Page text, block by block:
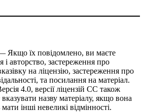
Якщо їх повідомлено, ви маєте
і авторство, застереження про
на ліцензію, застереження про
та посилання на матеріал.
4.0, версії ліцензій CC також
назву матеріалу, якщо вона
інші невеликі відмінності.